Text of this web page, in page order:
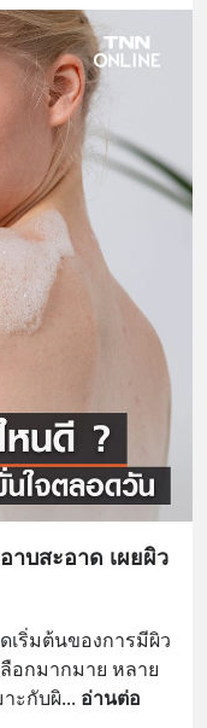
าบสะอาด เผยผิว
ริ่มต้นของการมีผิว
อกมากมาย หลาย
ะกับผิ... อ่านต่อ